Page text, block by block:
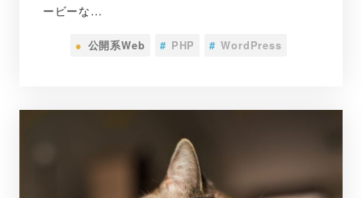
ービーな…
● 公開系Web # PHP # WordPress